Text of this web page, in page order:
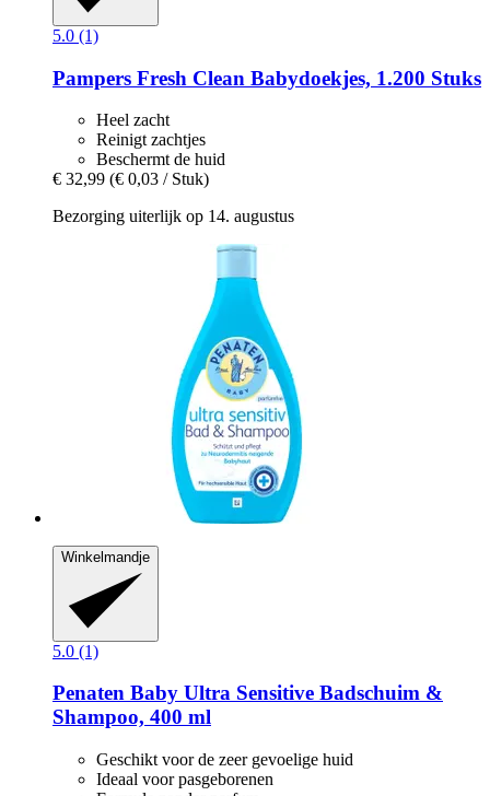
5.0 (1)
Pampers Fresh Clean Babydoekjes, 1.200 Stuks
Heel zacht
Reinigt zachtjes
Beschermt de huid
€ 32,99 (€ 0,03 / Stuk)
Bezorging uiterlijk op 14. augustus
Winkelmandje
5.0 (1)
Penaten Baby Ultra Sensitive Badschuim &
Shampoo, 400 ml
Geschikt voor de zeer gevoelige huid
Ideaal voor pasgeborenen